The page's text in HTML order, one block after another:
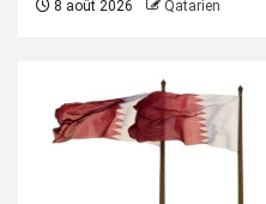
8 août 2026 Qatarien